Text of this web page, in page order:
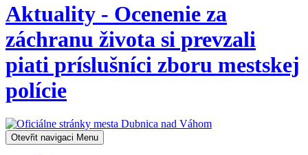
Aktuality - Ocenenie za
záchranu života si prevzali
piati príslušníci zboru mestskej
polície
Otevřit navigaci Menu